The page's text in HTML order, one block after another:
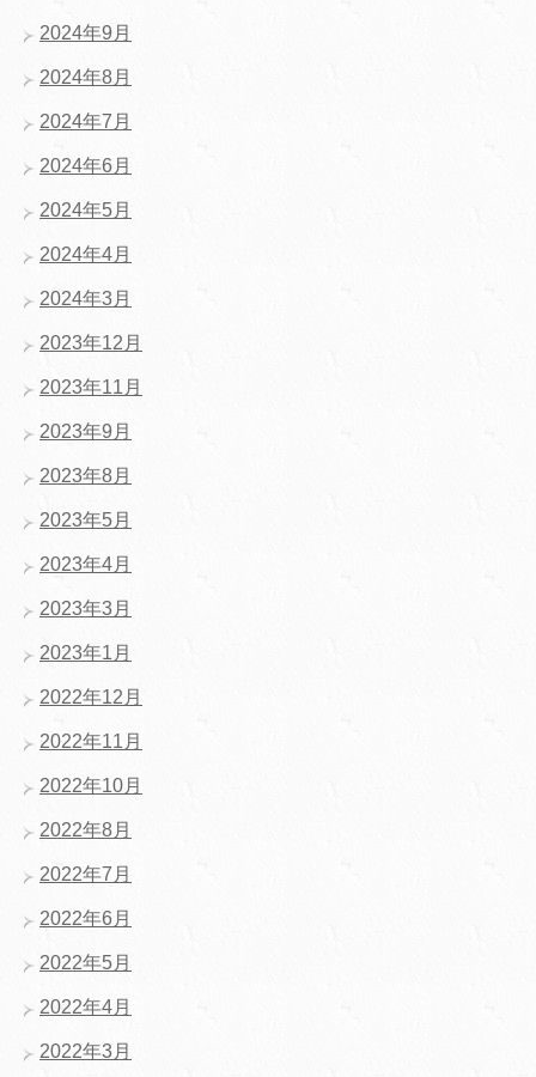
2024年9月
2024年8月
2024年7月
2024年6月
2024年5月
2024年4月
2024年3月
2023年12月
2023年11月
2023年9月
2023年8月
2023年5月
2023年4月
2023年3月
2023年1月
2022年12月
2022年11月
2022年10月
2022年8月
2022年7月
2022年6月
2022年5月
2022年4月
2022年3月